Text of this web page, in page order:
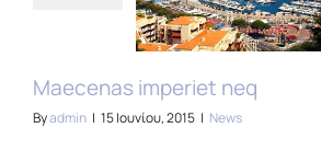
Maecenas imperiet neq
Byadmin | 15 Ιουνίου, 2015 | News